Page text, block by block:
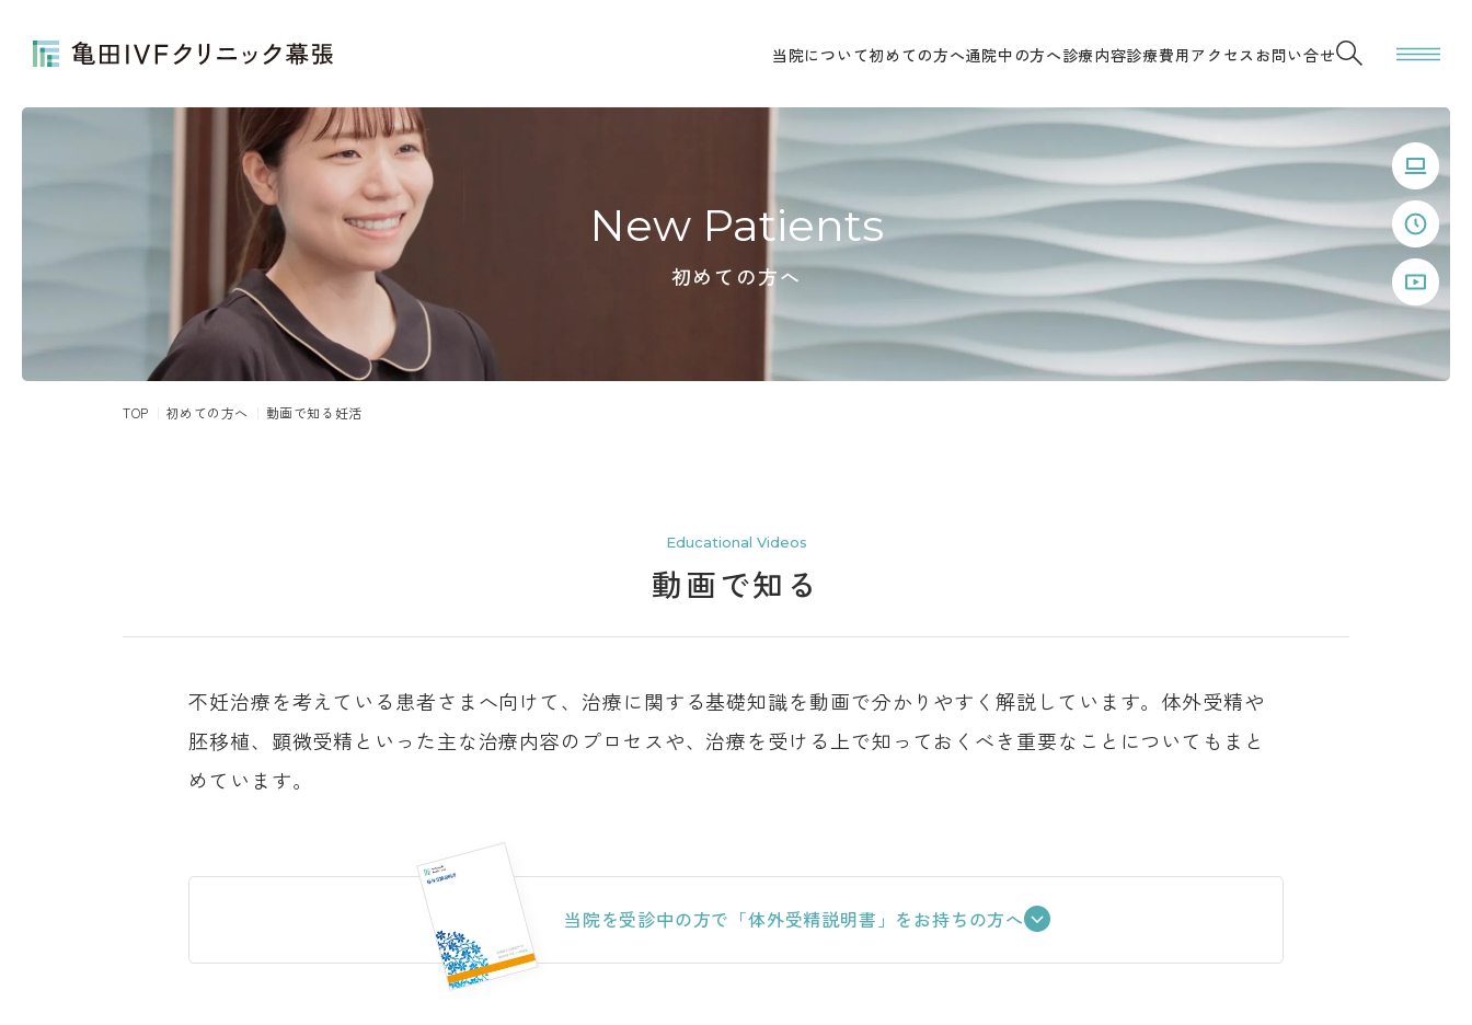
当院について初めての方へ通院中の方へ診療内容診療費用アクセス お問い合せ
New Patients
初めての方へ
TOP 初めての方へ 動画で知る妊活
Educational Videos
動画で知る
不妊治療を考えている患者さまへ向けて、治療に関する基礎知識を動画で分かりやすく解説しています。体外受精や
胚移植、顕微受精といった主な治療内容のプロセスや、治療を受ける上で知っておくべき重要なことについてもまと
めています。
当院を受診中の方で 「体外受精説明書」をお持ちの方へ